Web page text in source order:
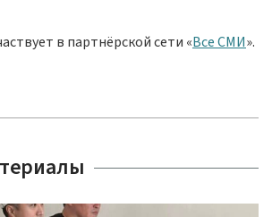
в партнёрской сети «Все СМИ».